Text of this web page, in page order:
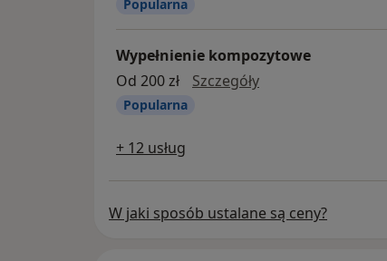
Popularna
Wypełnienie kompozytowe
Od 200 zł
Szczegóływypełnienie
Popularna
+ 12 usług
W jaki sposób ustalane są ceny?